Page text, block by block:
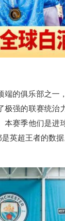
的俱乐部之一
强的联赛统治
赛季他们是进
英超王者的数据